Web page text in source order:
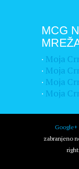
MCG
· Moja
· Moja
· Moja
· Moja
Google+
zabranjeno